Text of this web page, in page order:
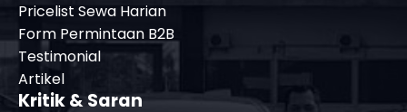
Pricelist Sewa Harian
Form Permintaan B2B
Testimonial
Artikel
Kritik & Saran